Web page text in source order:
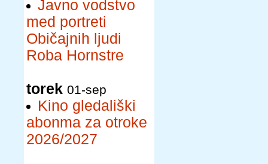
Javno vodstvo
med portreti
Običajnih ljudi
Roba Hornstre
torek 01-sep
Kino gledališki
abonma za otroke
2026/2027